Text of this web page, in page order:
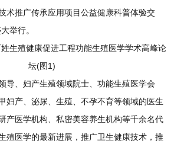
术推广传承应用项目公益健康科普体验交
举行。
导、妇产生殖领域院士、功能生殖医学会
妇产、泌尿、生殖、不孕不育等领域的医生
产医学机构、私密美容养生机构等千余名代
殖医学的最新进展，推广卫生健康技术，推